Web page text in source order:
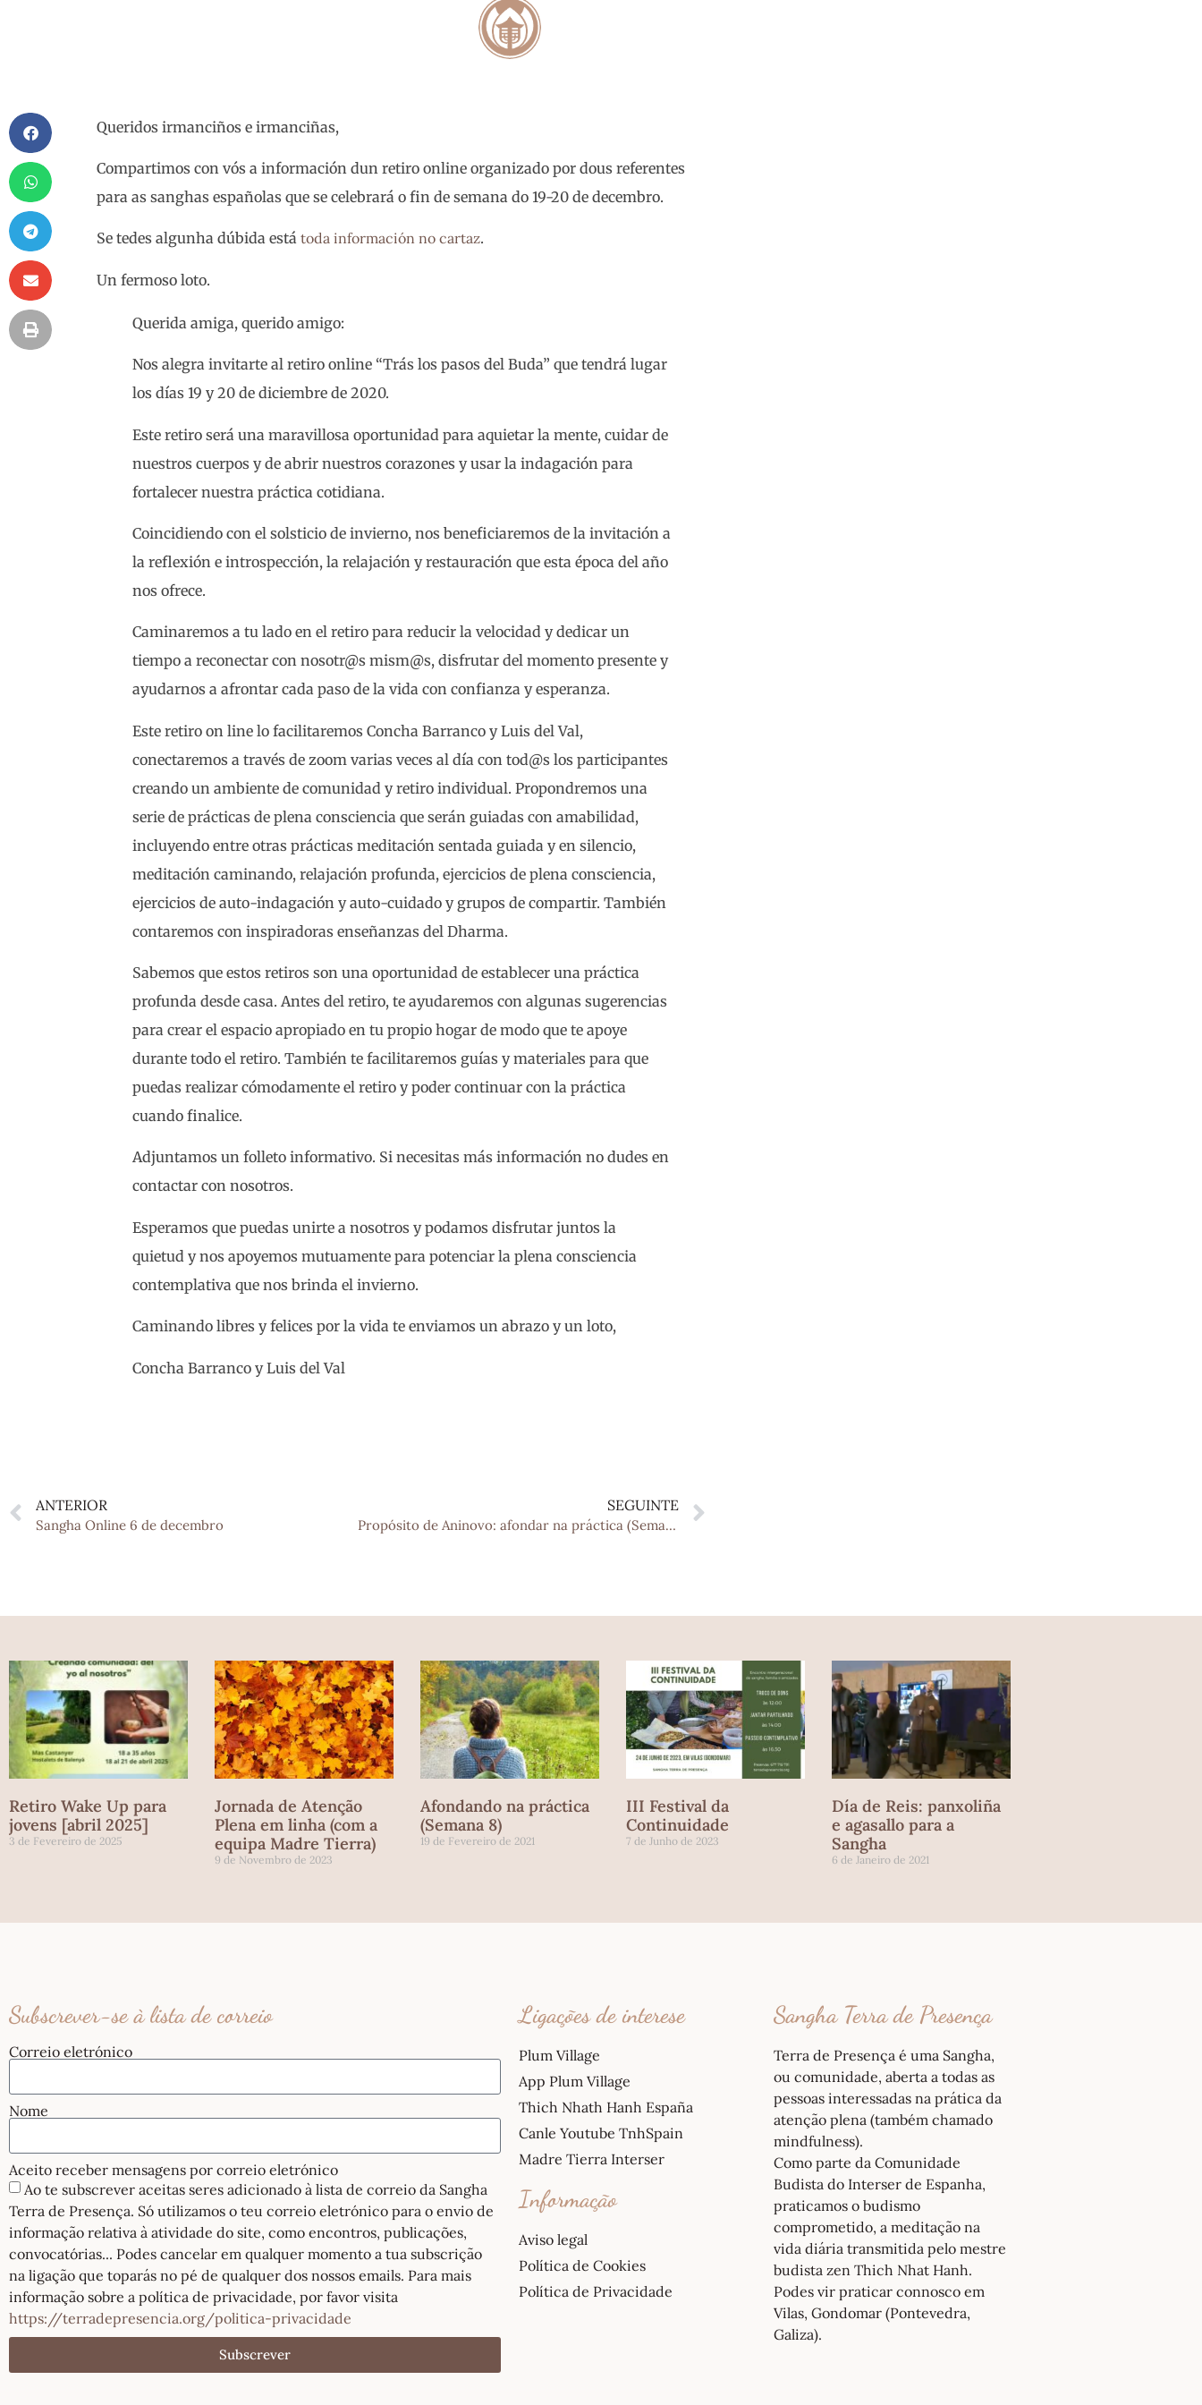
Queridos irmanciños e irmanciñas,
Compartimos con vós a información dun retiro online organizado por dous referentes
para as sanghas españolas que se celebrará o fin de semana do 19-20 de decembro.
Se tedes algunha dúbida está toda información no cartaz.
Un fermoso loto.
Querida amiga, querido amigo:
Nos alegra invitarte al retiro online “Trás los pasos del Buda” que tendrá lugar
los días 19 y 20 de diciembre de 2020.
Este retiro será una maravillosa oportunidad para aquietar la mente, cuidar de
nuestros cuerpos y de abrir nuestros corazones y usar la indagación para
fortalecer nuestra práctica cotidiana.
Coincidiendo con el solsticio de invierno, nos beneficiaremos de la invitación a
la reflexión e introspección, la relajación y restauración que esta época del año
nos ofrece.
Caminaremos a tu lado en el retiro para reducir la velocidad y dedicar un
tiempo a reconectar con nosotr@s mism@s, disfrutar del momento presente y
ayudarnos a afrontar cada paso de la vida con confianza y esperanza.
Este retiro on line lo facilitaremos Concha Barranco y Luis del Val,
conectaremos a través de zoom varias veces al día con tod@s los participantes
creando un ambiente de comunidad y retiro individual. Propondremos una
serie de prácticas de plena consciencia que serán guiadas con amabilidad,
incluyendo entre otras prácticas meditación sentada guiada y en silencio,
meditación caminando, relajación profunda, ejercicios de plena consciencia,
ejercicios de auto-indagación y auto-cuidado y grupos de compartir. También
contaremos con inspiradoras enseñanzas del Dharma.
Sabemos que estos retiros son una oportunidad de establecer una práctica
profunda desde casa. Antes del retiro, te ayudaremos con algunas sugerencias
para crear el espacio apropiado en tu propio hogar de modo que te apoye
durante todo el retiro. También te facilitaremos guías y materiales para que
puedas realizar cómodamente el retiro y poder continuar con la práctica
cuando finalice.
Adjuntamos un folleto informativo. Si necesitas más información no dudes en
contactar con nosotros.
Esperamos que puedas unirte a nosotros y podamos disfrutar juntos la
quietud y nos apoyemos mutuamente para potenciar la plena consciencia
contemplativa que nos brinda el invierno.
Caminando libres y felices por la vida te enviamos un abrazo y un loto,
Concha Barranco y Luis del Val
ANTERIOR
Sangha Online 6 de decembro
SEGUINTE
Propósito de Aninovo: afondar na práctica (Semana 1)
Retiro Wake Up para
jovens [abril 2025]
3 de Fevereiro de 2025
Jornada de Atenção
Plena em linha (com a
equipa Madre Tierra)
9 de Novembro de 2023
Afondando na práctica
(Semana 8)
19 de Fevereiro de 2021
III Festival da
Continuidade
7 de Junho de 2023
Día de Reis: panxoliña
e agasallo para a
Sangha
6 de Janeiro de 2021
Subscrever-se à lista de correio
Correio eletrónico
Nome
Aceito receber mensagens por correio eletrónico
Ao te subscrever aceitas seres adicionado à lista de correio da Sangha
Terra de Presença. Só utilizamos o teu correio eletrónico para o envio de
informação relativa à atividade do site, como encontros, publicações,
convocatórias... Podes cancelar em qualquer momento a tua subscrição
na ligação que toparás no pé de qualquer dos nossos emails. Para mais
informação sobre a política de privacidade, por favor visita
https://terradepresencia.org/politica-privacidade
Subscrever
Ligações de interese
Plum Village
App Plum Village
Thich Nhath Hanh España
Canle Youtube TnhSpain
Madre Tierra Interser
Informação
Aviso legal
Política de Cookies
Política de Privacidade
Sangha Terra de Presença
Terra de Presença é uma Sangha,
ou comunidade, aberta a todas as
pessoas interessadas na prática da
atenção plena (também chamado
mindfulness).
Como parte da Comunidade
Budista do Interser de Espanha,
praticamos o budismo
comprometido, a meditação na
vida diária transmitida pelo mestre
budista zen Thich Nhat Hanh.
Podes vir praticar connosco em
Vilas, Gondomar (Pontevedra,
Galiza).